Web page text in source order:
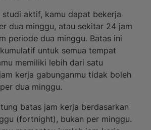
studi aktif, kamu dapat bekerja
dua minggu, atau sekitar 24 jam
periode dua minggu. Batas ini
untuk semua tempat
memiliki lebih dari satu
kerja gabunganmu tidak boleh
dua minggu.
batas jam kerja berdasarkan
(fortnight), bukan per minggu.